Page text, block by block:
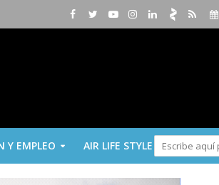
Y EMPLEO AIR LIFE STYLE